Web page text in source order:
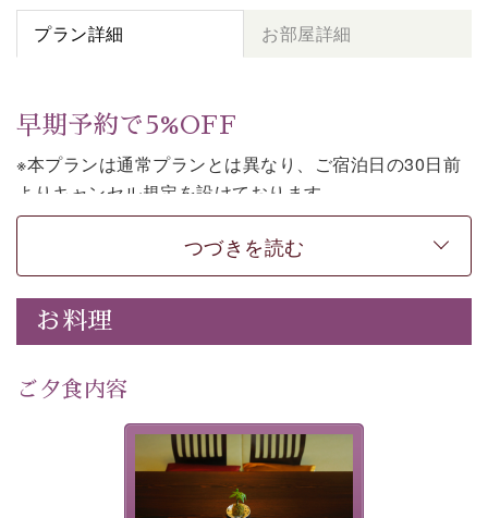
プラン詳細 お部屋詳細
早期予約で5%OFF
※本プランは通常プランとは異なり、ご宿泊日の30日前
よりキャンセル規定を設けております。
※本プランは朝食付きのプランです。2食付きでご利用ご
【公式限定価格】早割プラン（30日前
まで）」をご利用ください。
上諏訪温泉しんゆでは、30日前までのご予約で、5%割
意しております。
諏訪湖の穏やかな景色、心身を解きほぐす温泉、そして
温かいおもてなし。ご滞在を楽しみに待つ日々が旅をよ
り特別なものにしてくれます。
早めのご予約で、お得に癒しのひとときをお過ごしくだ
つづきを読む
お料理
ご夕食内容
夕食なしご夕食を追加される
場合は、二食付きのプランを
お選びくださいませ。